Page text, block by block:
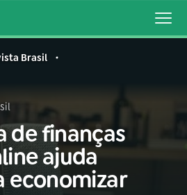
Buscar
Brasil
de finanças
ajuda
economizar